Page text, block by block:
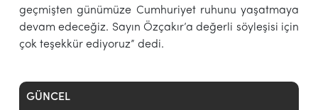
GÜNCEL
geçmişten günümüze Cumhuriyet ruhunu yaşatmaya
devam edeceğiz. Sayın Özçakır’a değerli söyleşisi için
çok teşekkür ediyoruz” dedi.